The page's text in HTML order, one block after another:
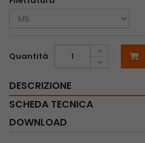
Quantità
DESCRIZIONE
SCHEDA TECNICA
DOWNLOAD